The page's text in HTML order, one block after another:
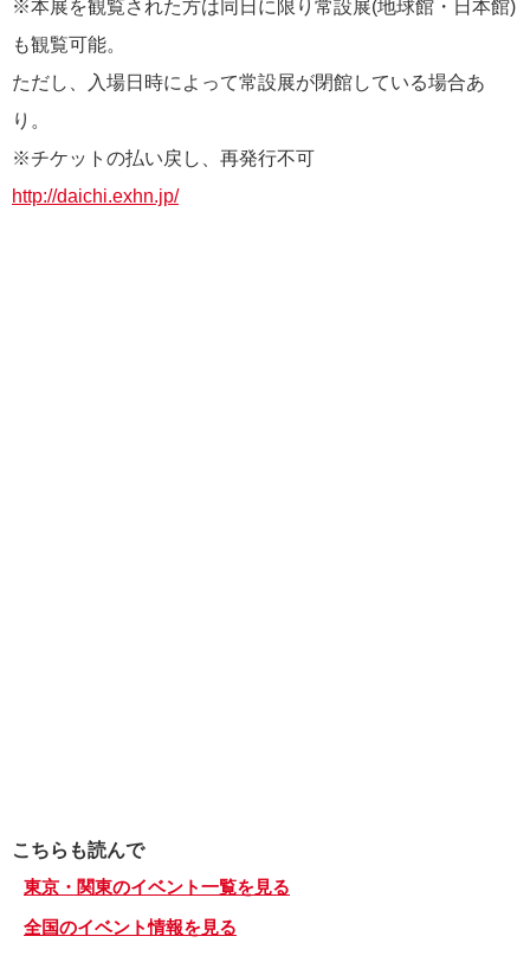
※本展を観覧された方は同日に限り常設展(地球館・日本館)
も観覧可能。
ただし、入場日時によって常設展が閉館している場合あ
り。
※チケットの払い戻し、再発行不可
http://daichi.exhn.jp/
こちらも読んで
東京・関東のイベント一覧を見る
全国のイベント情報を見る